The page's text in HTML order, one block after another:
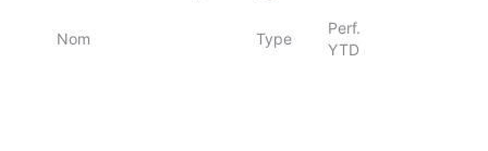
Nom Type
Perf.
YTD